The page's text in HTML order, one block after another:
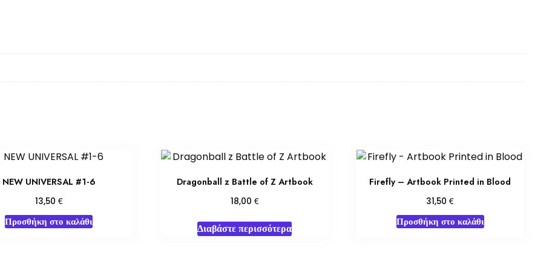
NEW UNIVERSAL #1-6
13,50 €
Προσθήκη στο καλάθι
Dragonball z Battle of Z Artbook
18,00 €
Διαβάστε περισσότερα
Firefly – Artbook Printed in Blood
31,50€
Προσθήκη στο καλάθι